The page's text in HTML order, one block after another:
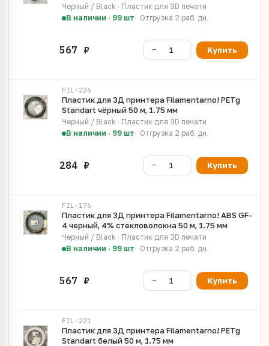
Черный / Black · Пластик для 3D печати
В наличии · 99 шт
Отгрузка 2 раб. дн.
Купить
FIL-226
Пластик для 3Д принтера Filamentarno! PETg
Standart чёрный 50 м, 1.75 мм
Черный / Black · Пластик для 3D печати
В наличии · 99 шт
Отгрузка 2 раб. дн.
Купить
FIL-176
Пластик для 3Д принтера Filamentarno! ABS GF-
4 черный, 4% стекловолокна 50 м, 1.75 мм
Черный / Black · Пластик для 3D печати
В наличии · 99 шт
Отгрузка 2 раб. дн.
Купить
FIL-221
Пластик для 3Д принтера Filamentarno! PETg
Standart белый 50 м, 1.75 мм